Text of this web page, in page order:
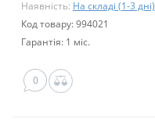
Наявність: На складі (1-3 дні)
Код товару: 994021
Гарантія: 1 міс.
0